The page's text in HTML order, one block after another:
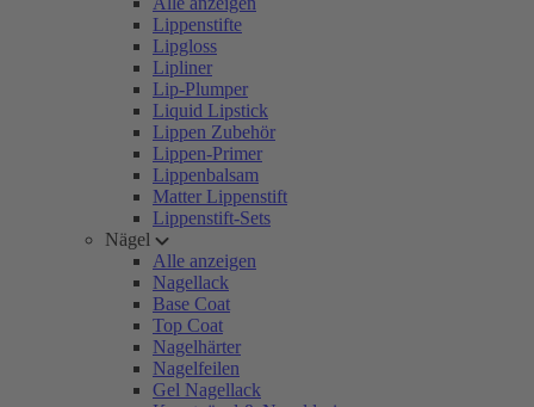
Lippenstifte
Lipgloss
Lipliner
Lip-Plumper
Liquid Lipstick
Lippen Zubehör
Lippen-Primer
Lippenbalsam
Matter Lippenstift
Lippenstift-Sets
Nägel
Alle anzeigen
Nagellack
Base Coat
Top Coat
Nagelhärter
Nagelfeilen
Gel Nagellack